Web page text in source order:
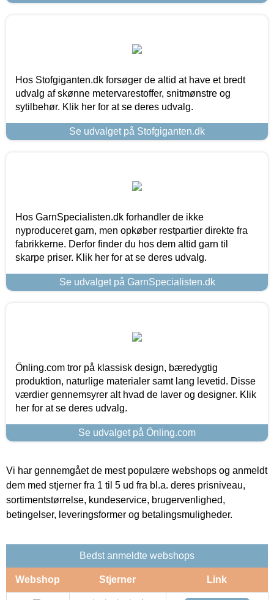
Hos Stofgiganten.dk forsøger de altid at have et bredt
udvalg af skønne metervarestoffer, snitmønstre og
sytilbehør. Klik her for at se deres udvalg.
Se udvalget på Stofgiganten.dk
Hos GarnSpecialisten.dk forhandler de ikke
nyproduceret garn, men opkøber restpartier direkte fra
fabrikkerne. Derfor finder du hos dem altid garn til
skarpe priser. Klik her for at se deres udvalg.
Se udvalget på GarnSpecialisten.dk
Önling.com tror på klassisk design, bæredygtig
produktion, naturlige materialer samt lang levetid. Disse
værdier gennemsyrer alt hvad de laver og designer. Klik
her for at se deres udvalg.
Se udvalget på Önling.com
Vi har gennemgået de mest populære webshops og anmeldt
dem med stjerner fra 1 til 5 ud fra bl.a. deres prisniveau,
sortimentstørrelse, kundeservice, brugervenlighed,
betingelser, leveringsformer og betalingsmuligheder.
Bedst anmeldte webshops
Webshop Stjerner Link